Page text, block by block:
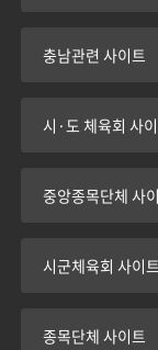
충남관련 사이트
시·도 체육회 사
중앙종목단체 사
시군체육회 사이트
종목단체 사이트